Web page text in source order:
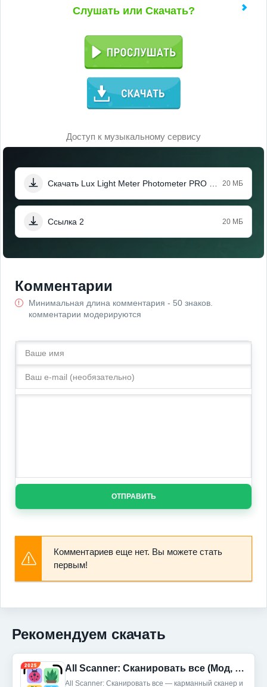
Слушать или Скачать?
Доступ к музыкальному сервису
20 МБ
Ссылка 2 20 МБ
Комментарии
Минимальная длина комментария - 50 знаков.
комментарии модерируются
ОТПРАВИТЬ
Комментариев еще нет. Вы можете стать
первым!
Рекомендуем скачать
All Scanner: Сканировать все (Мод, Unlocked)
All Scanner: Сканировать все — карманный сканер и